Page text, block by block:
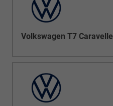
Volkswagen T7 Caravelle